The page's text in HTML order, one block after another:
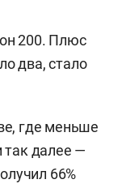
200. Плюс
два, стало
где меньше
так далее —
66%